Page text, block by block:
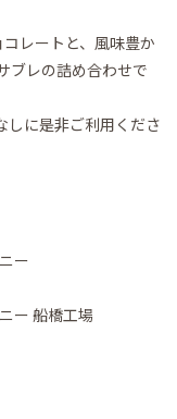
レートと、風味豊か
ブレの詰め合わせで
しに是非ご利用くださ
ー
ー 船橋工場